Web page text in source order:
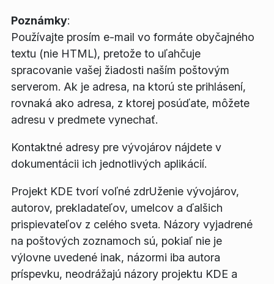
Poznámky:
Používajte prosím e-mail vo formáte obyčajného
textu (nie HTML), pretože to uľahčuje
spracovanie vašej žiadosti naším poštovým
serverom. Ak je adresa, na ktorú ste prihlásení,
rovnaká ako adresa, z ktorej posúďate, môžete
adresu v predmete vynechať.
Kontaktné adresy pre vývojárov nájdete v
dokumentácii ich jednotlivých aplikácií.
Projekt KDE tvorí voľné zdrUženie vývojárov,
autorov, prekladateľov, umelcov a ďalšich
prispievateľov z celého sveta. Názory vyjadrené
na poštových zoznamoch sú, pokiaľ nie je
výlovne uvedené inak, názormi iba autora
príspevku, neodrážajú názory projektu KDE a